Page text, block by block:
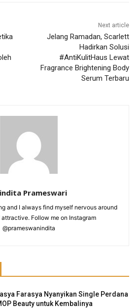
Next article
Jelang Ramadan, Scarlett
Hadirkan Solusi
#AntiKulitHaus Lewat
Fragrance Brightening Body
Serum Terbaru
Prameswari
and I always find myself nervous around
Follow me on Instagram
@prameswanindita
Farasya Nyanyikan Single Perdana
Beauty untuk Kembalinya